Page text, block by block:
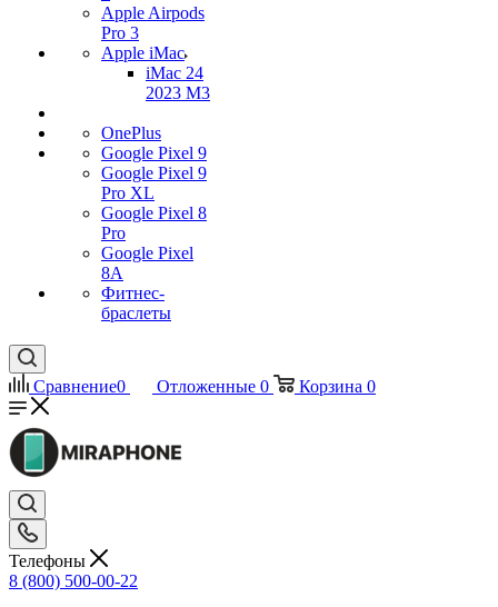
Apple Airpods
Pro 3
Apple iMac
iMac 24
2023 M3
OnePlus
Google Pixel 9
Google Pixel 9
Pro XL
Google Pixel 8
Pro
Google Pixel
8A
Фитнес-
браслеты
Сравнение0 Отложенные 0 Корзина 0
Телефоны
8 (800) 500-00-22